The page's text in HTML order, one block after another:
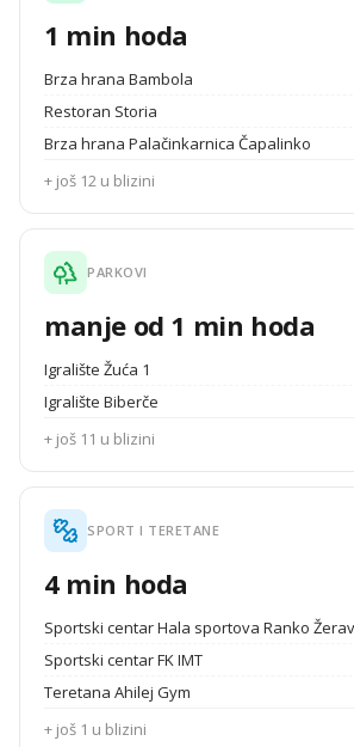
1 min hoda
Brza hrana Bambola
Restoran Storia
Brza hrana Palačinkarnica Čapalinko
+ još 12 u blizini
PARKOVI
manje od 1 min hoda
Igralište Žuća 1
Igralište Biberče
+ još 11 u blizini
SPORT I TERETANE
4 min hoda
Sportski centar Hala sportova Ranko
Sportski centar FK IMT
Teretana Ahilej Gym
+ još 1 u blizini